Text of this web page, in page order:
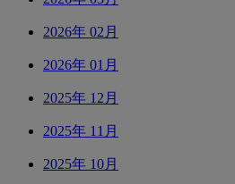
2026年 02月
2026年 01月
2025年 12月
2025年 11月
2025年 10月